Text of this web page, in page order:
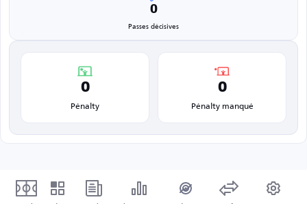
0
Passes décisives
0
Pénalty
0
Pénalty manqué